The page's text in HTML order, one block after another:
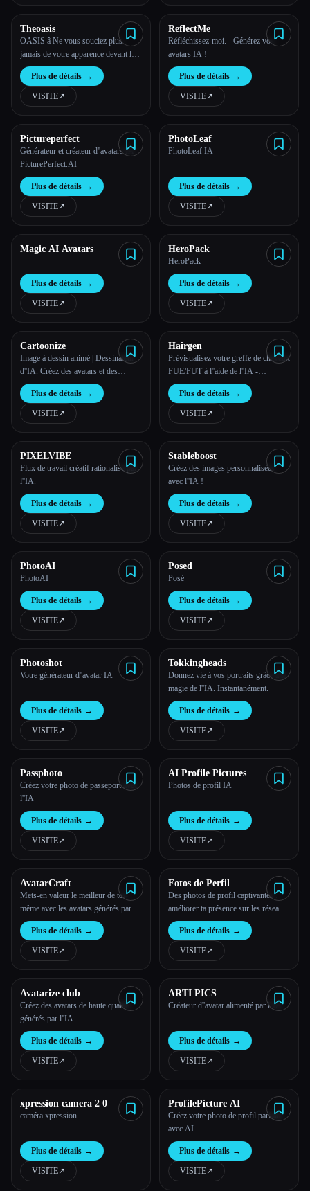
Theoasis
OASIS â Ne vous souciez plus
jamais de votre apparence devant la
caméra
Plus de détails →
VISITE↗︎
ReflectMe
Réfléchissez-moi. - Générez vos
avatars IA !
Plus de détails →
VISITE↗︎
Pictureperfect
Générateur et créateur d''avatars IA -
PicturePerfect.AI
Plus de détails →
VISITE↗︎
PhotoLeaf
PhotoLeaf IA
Plus de détails →
VISITE↗︎
Magic AI Avatars
Plus de détails →
VISITE↗︎
HeroPack
HeroPack
Plus de détails →
VISITE↗︎
Cartoonize
Image à dessin animé | Dessinateur
d''IA. Créez des avatars et des
personnages de dessins animés
incroyables avec différents styles
instantanément et gratuitement !
Plus de détails →
VISITE↗︎
Hairgen
Prévisualisez votre greffe de cheveux
FUE/FUT à l''aide de l''IA -
hairgen.ai
Plus de détails →
VISITE↗︎
PIXELVIBE
Flux de travail créatif rationalisé par
l''IA.
Plus de détails →
VISITE↗︎
Stableboost
Créez des images personnalisées
avec l''IA !
Plus de détails →
VISITE↗︎
PhotoAI
PhotoAI
Plus de détails →
VISITE↗︎
Posed
Posé
Plus de détails →
VISITE↗︎
Photoshot
Votre générateur d''avatar IA
Plus de détails →
VISITE↗︎
Tokkingheads
Donnez vie à vos portraits grâce à la
magie de l''IA. Instantanément.
Plus de détails →
VISITE↗︎
Passphoto
Créez votre photo de passeport avec
l''IA
Plus de détails →
VISITE↗︎
AI Profile Pictures
Photos de profil IA
Plus de détails →
VISITE↗︎
AvatarCraft
Mets-en valeur le meilleur de toi-
même avec les avatars générés par
l''IA d''Avatarcraft
Plus de détails →
VISITE↗︎
Fotos de Perfil
Des photos de profil captivantes :
améliorer ta présence sur les réseaux
sociaux
Plus de détails →
VISITE↗︎
Avatarize club
Créez des avatars de haute qualité
générés par l''IA
Plus de détails →
VISITE↗︎
ARTI PICS
Créateur d''avatar alimenté par l''IA
Plus de détails →
VISITE↗︎
xpression camera 2 0
caméra xpression
Plus de détails →
VISITE↗︎
ProfilePicture AI
Créez votre photo de profil parfaite
avec AI.
Plus de détails →
VISITE↗︎